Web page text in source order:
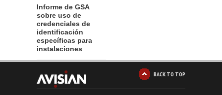
Informe de GSA
sobre uso de
credenciales de
identificación
específicas para
instalaciones
12 August, 2016 BACK TO TOP